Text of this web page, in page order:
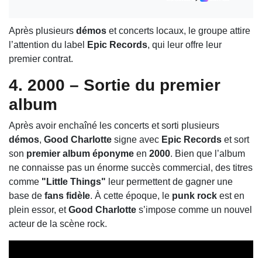
Après plusieurs démos et concerts locaux, le groupe attire
l’attention du label
Epic Records, qui leur offre leur
premier contrat.
4. 2000 – Sortie du premier
album
Après avoir enchaîné les concerts et sorti plusieurs
démos, Good Charlotte signe avec Epic Records et sort
son premier album éponyme en 2000. Bien que l’album
ne connaisse pas un énorme succès commercial, des titres
comme "Little Things" leur permettent de gagner une
base de fans fidèle. À cette époque, le punk rock est en
plein essor, etGood Charlotte s’impose comme un nouvel
acteur de la scène rock.